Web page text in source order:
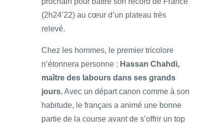
(2h24’22) au cœur d’un plateau très
relevé.
Chez les hommes, le premier tricolore
n’étonnera personne : Hassan Chahdi,
maître des labours dans ses grands
jours.Avec un départ canon comme à son
habitude, le français a animé une bonne
partie de la course avant de s’offrir un top